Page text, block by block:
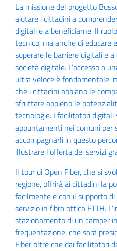
La missione del progetto
aiutare i cittadini a
digitali e a beneficiarne. Il
tecnico, ma anche di educare
superare le barriere digitali e
società digitale. L’accesso a
ultra veloce è
che i cittadini abbiano le
sfruttare appieno le
tecnologie. I facilitatori
appuntamenti nei comuni per
accompagnarli in questo
illustrare l’offerta dei servizi
Il tour di Open Fiber, che si
regione, offrirà ai cittadini la
facilmente e con il supporto
servizio in fibra ottica FTTH.
stazionamento di un camper
frequentazione, che sarà
Fiber oltre che dai facilitatori